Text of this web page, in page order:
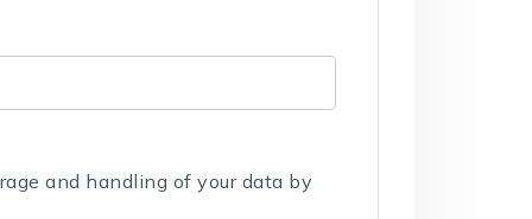
and handling of your data by